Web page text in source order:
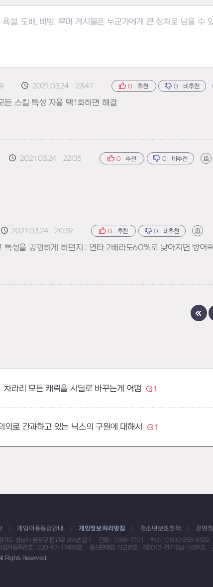
2021.03.24 23:47 0 추천 0 비추천
든 스킬 특성 자율 택1화하면 해결
2021.03.24 22:05 0 추천 0 비추천
2021.03.24 20:59 0 추천 0 비추천 신고
특성을 공평하게 하던지 ; 연타 2배라도60%로 낮아지면 방어
차라리 모든 캐릭을 시딜로 바꾸는게 어떰 1
외로 간과하고 있는 닉스의 구원에 대해서 1
게임이용등급안내 개인정보처리방침 청소년보호정책 운영
기도 성남시 분당구 판교로 256번길 7 전화 : 1588-7701
팩스 : 0502-258-8322
업자등록번호 : 220-87-17483호 통신판매업 신고번호 : 제2013-경기성남-1659호
Rights Reserved.